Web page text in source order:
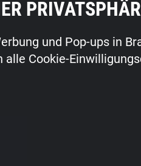
und Pop-ups in
Cookie-